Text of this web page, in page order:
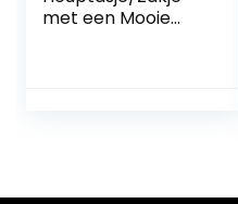
met een Mooie